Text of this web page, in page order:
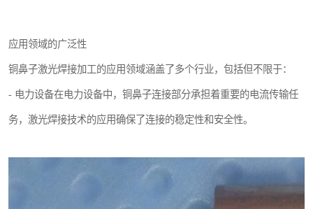
应用领域的广泛性
铜鼻子激光焊接加工的应用领域涵盖了多个行业，包括但不限于：
- 电力设备在电力设备中，铜鼻子连接部分承担着重要的电流传输任
务，激光焊接技术的应用确保了连接的稳定性和安全性。